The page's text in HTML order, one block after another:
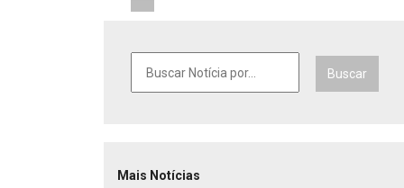
Buscar
Mais Notícias